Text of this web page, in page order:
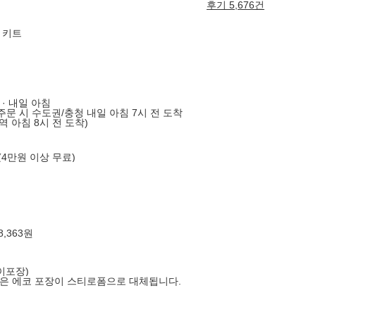
후기 5,676건
트
내일 아침
문 시 수도권/충청 내일 아침 7시 전 도착
아침 8시 전 도착)
만원 이상 무료)
원
포장)
에코 포장이 스티로폼으로 대체됩니다.